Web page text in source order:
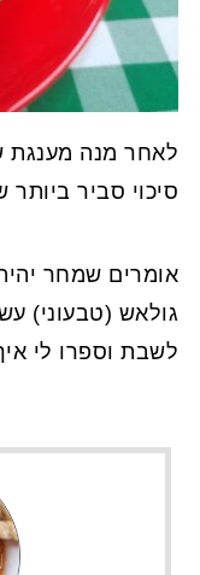
לאחר מנה מענגת
סיכוי סביר
אומרים שמחר
גולאש (טבעוני)
לשבת וספרו לי